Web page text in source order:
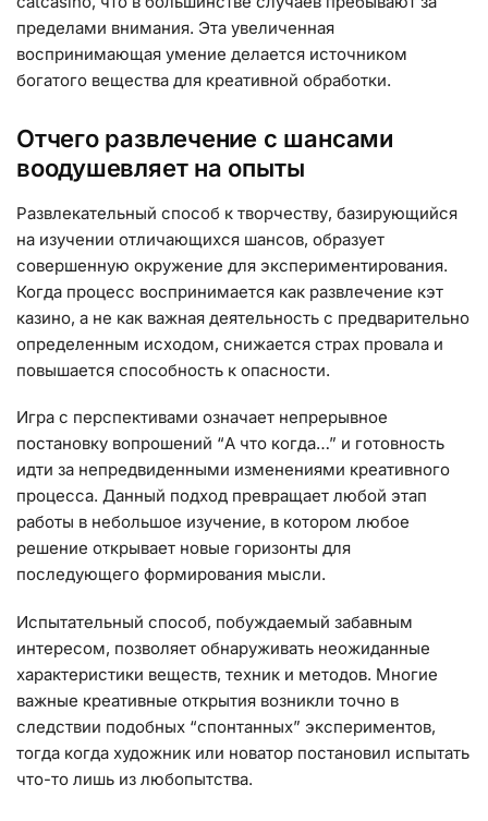
пределами внимания. Эта увеличенная
воспринимающая умение делается источником
богатого вещества для креативной обработки.
Отчего развлечение с шансами
воодушевляет на опыты
Развлекательный способ к творчеству, базирующийся
на изучении отличающихся шансов, образует
совершенную окружение для экспериментирования.
Когда процесс воспринимается как развлечение кэт
казино, а не как важная деятельность с предварительно
определенным исходом, снижается страх провала и
повышается способность к опасности.
Игра с перспективами означает непрерывное
постановку вопрошений “А что когда…” и готовность
идти за непредвиденными изменениями креативного
процесса. Данный подход превращает любой этап
работы в небольшое изучение, в котором любое
решение открывает новые горизонты для
последующего формирования мысли.
Испытательный способ, побуждаемый забавным
интересом, позволяет обнаруживать неожиданные
характеристики веществ, техник и методов. Многие
важные креативные открытия возникли точно в
следствии подобных “спонтанных” экспериментов,
тогда когда художник или новатор постановил испытать
что-то лишь из любопытства.